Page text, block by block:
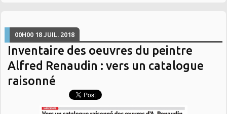
00H00 18 JUIL. 2018
Inventaire des oeuvres du peintre
Alfred Renaudin : vers un catalogue
raisonné